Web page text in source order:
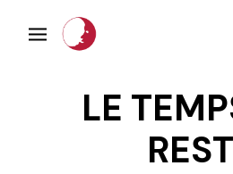
LE